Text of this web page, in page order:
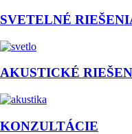
SVETELNÉ
AKUSTICKÉ
KONZULTÁCIE